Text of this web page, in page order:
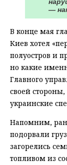
—
В конце мая
Киев хотел
полуостров и
но какие
Главного
своей стороны,
украинские
Напомним,
подорвали
загорелись
топливом из